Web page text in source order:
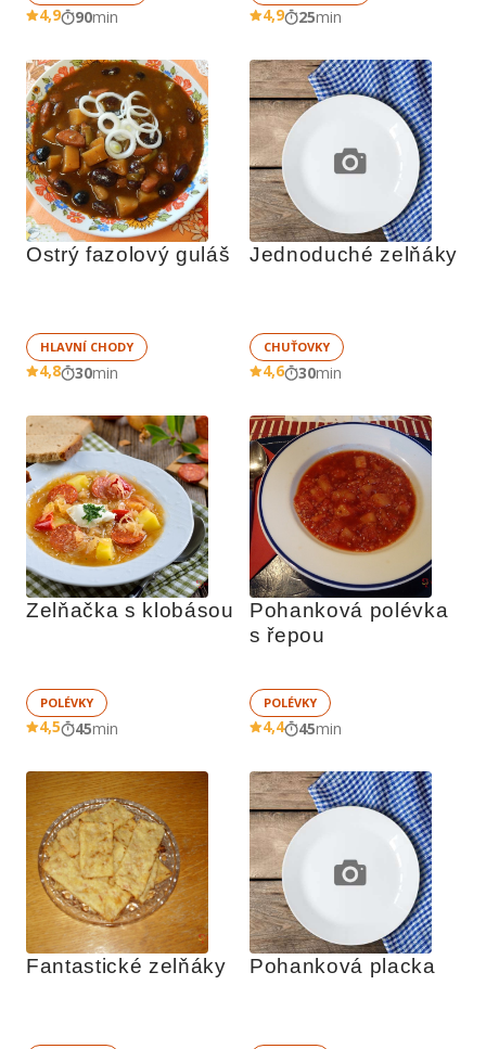
4,9 90min 4,9 25min
Ostrý fazolový guláš
HLAVNÍ CHODY
4,8 30min
Jednoduché zelňáky
CHUŤOVKY
4,6 30min
Zelňačka s klobásou
POLÉVKY
4,5 45min
Pohanková polévka
s řepou
POLÉVKY
4,4 45min
Fantastické zelňáky Pohanková placka